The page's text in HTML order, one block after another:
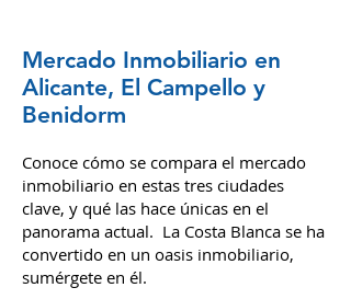
Mercado Inmobiliario en
Alicante, El Campello y
Benidorm
Conoce cómo se compara el mercado
inmobiliario en estas tres ciudades
clave, y qué las hace únicas en el
panorama actual. La Costa Blanca se ha
convertido en un oasis inmobiliario,
sumérgete en él.